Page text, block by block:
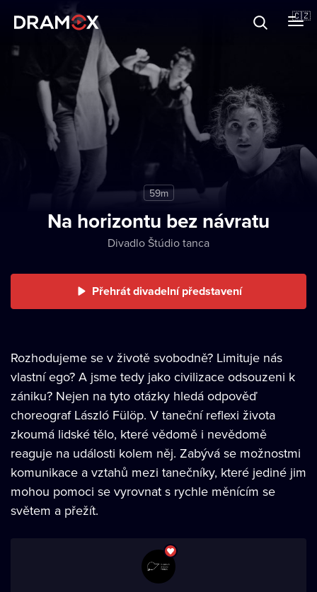
🇨🇿
Dárkové poukazy
Registrujte se
59m
Na horizontu bez návratu
Divadlo Štúdio tanca
Přehrát divadelní představení
Rozhodujeme se v životě svobodně? Limituje nás
vlastní ego? A jsme tedy jako civilizace odsouzeni k
zániku? Nejen na tyto otázky hledá odpověď
choreograf László Fülöp. V taneční reflexi života
zkoumá lidské tělo, které vědomě i nevědomě
reaguje na události kolem něj. Zabývá se možnostmi
komunikace a vztahů mezi tanečníky, které jediné jim
mohou pomoci se vyrovnat s rychle měnícím se
světem a přežít.